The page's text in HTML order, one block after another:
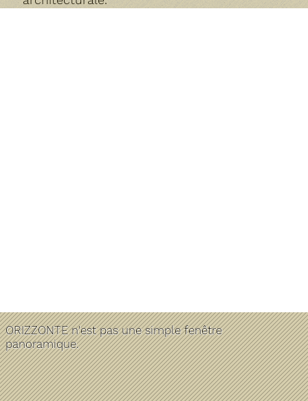
ORIZZONTE n'est pas une simple fenêtre
panoramique.